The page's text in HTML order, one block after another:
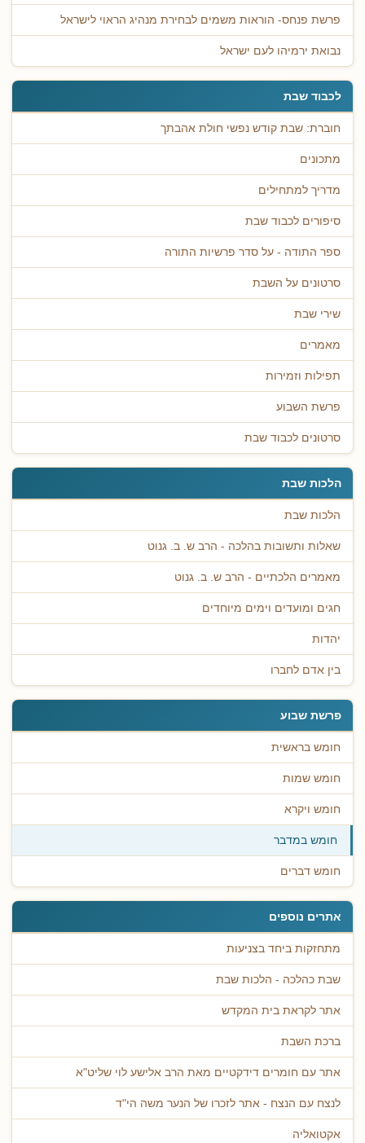
פרשת פנחס- הוראות משמים לבחירת מנהיג הראוי לישראל
נבואת ירמיהו לעם ישראל
לכבוד שבת
חוברת: שבת קודש נפשי חולת אהבתך
מתכונים
מדריך למתחילים
סיפורים לכבוד שבת
ספר התודה - על סדר פרשיות התורה
סרטונים על השבת
שירי שבת
מאמרים
תפילות וזמירות
פרשת השבוע
סרטונים לכבוד שבת
הלכות שבת
הלכות שבת
שאלות ותשובות בהלכה - הרב ש. ב. גנוט
מאמרים הלכתיים - הרב ש. ב. גנוט
חגים ומועדים וימים מיוחדים
יהדות
בין אדם לחברו
פרשת שבוע
חומש בראשית
חומש שמות
חומש ויקרא
חומש במדבר
חומש דברים
אתרים נוספים
מתחזקות ביחד בצניעות
שבת כהלכה - הלכות שבת
אתר לקראת בית המקדש
ברכת השבת
אתר עם חומרים דידקטיים מאת הרב אלישע לוי שליט"א
לנצח עם הנצח - אתר לזכרו של הנער משה הי"ד
אקטואליה